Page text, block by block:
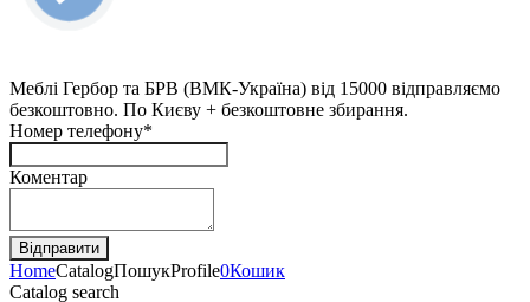
Меблі Гербор та БРВ (ВМК-Україна) від 15000 відправляємо
безкоштовно. По Києву + безкоштовне збирання.
Номер телефону*
Коментар
HomeCatalogПошукProfile0Кошик
Catalog search